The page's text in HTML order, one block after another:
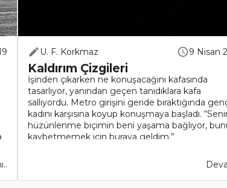
U. F. Korkmaz 9 Nisan
Kaldırım Çizgileri
İşinden çıkarken ne konuşacağını kafasında
tasarlıyor, yanından geçen tanıdıklara kafa
sallıyordu. Metro girişini geride bıraktığında
kadını karşısına koyup konuşmaya başladı.
hüzünlenme biçimin beni yaşama bağlıyor,
kaybetmemek için buraya geldim.”